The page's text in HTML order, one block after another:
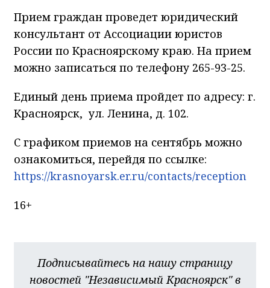
Прием граждан проведет юридический
консультант от Ассоциации юристов
России по Красноярскому краю. На прием
можно записаться по телефону 265-93-25.
Единый день приема пройдет по адресу: г.
Красноярск, ул. Ленина, д. 102.
С графиком приемов на сентябрь можно
ознакомиться, перейдя по ссылке:
https://krasnoyarsk.er.ru/contacts/reception
16+
Подписывайтесь на нашу страницу
новостей "Независимый Красноярск" в